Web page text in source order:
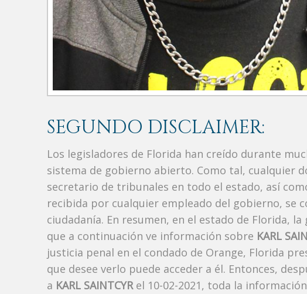
SEGUNDO DISCLAIMER:
Los legisladores de Florida han creído durante
sistema de gobierno abierto. Como tal, cualquier
secretario de tribunales en todo el estado, así
recibida por cualquier empleado del gobierno, se
ciudadanía. En resumen, en el estado de Florida,
que a continuación ve información sobre KARL
justicia penal en el condado de Orange, Florida
que desee verlo puede acceder a él. Entonces,
a KARL SAINTCYRel 10-02-2021, toda la